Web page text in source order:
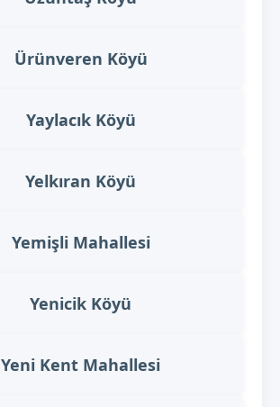
Ürünveren Köyü
Yaylacık Köyü
Yelkıran Köyü
Yemişli Mahallesi
Yenicik Köyü
Yeni Kent Mahallesi